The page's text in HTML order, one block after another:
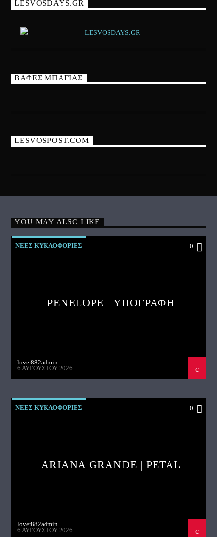
LESVOSDAYS.GR
ΒΑΦΕΣ ΜΠΑΓΙΑΣ
LESVOSPOST.COM
YOU MAY ALSO LIKE
ΝΕΕΣ ΚΥΚΛΟΦΟΡΙΕΣ 0
PENELOPE | ΥΠΟΓΡΑΦΗ
lover882admin
6 ΑΥΓΟΎΣΤΟΥ 2026
ΝΕΕΣ ΚΥΚΛΟΦΟΡΙΕΣ 0
ARIANA GRANDE | PETAL
lover882admin
6 ΑΥΓΟΎΣΤΟΥ 2026